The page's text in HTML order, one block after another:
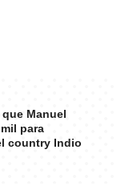
Manuel
para
country Indio